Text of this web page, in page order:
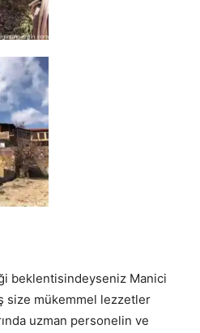
beklentisindeyseniz Manici
size mükemmel lezzetler
uzman personelin ve